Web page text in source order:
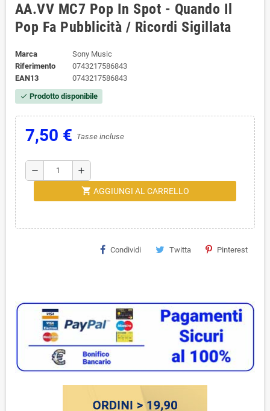
AA.VV ‎MC7 Pop In Spot - Quando Il
Pop Fa Pubblicità / Ricordi Sigillata
Marca
Sony Music
Riferimento
0743217586843
EAN13
0743217586843
check Prodotto disponibile
7,50 € Tasse incluse
remove add
shopping_cart AGGIUNGI AL CARRELLO
Condividi Twitta Pinterest